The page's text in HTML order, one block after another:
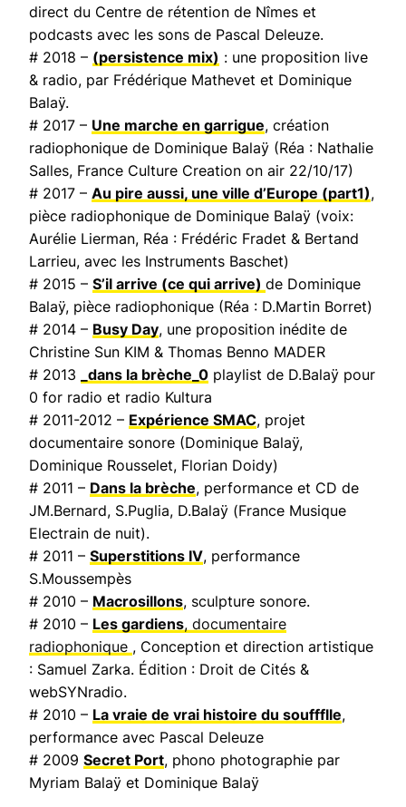
direct du Centre de rétention de Nîmes et
podcasts avec les sons de Pascal Deleuze.
# 2018 – (persistence mix) : une proposition live
& radio, par Frédérique Mathevet et Dominique
Balaÿ.
# 2017 – Une marche en garrigue, création
radiophonique de Dominique Balaÿ (Réa : Nathalie
Salles, France Culture Creation on air 22/10/17)
# 2017 – Au pire aussi, une ville d’Europe (part1),
pièce radiophonique de Dominique Balaÿ (voix:
Aurélie Lierman, Réa : Frédéric Fradet & Bertand
Larrieu, avec les Instruments Baschet)
# 2015 – S’il arrive (ce qui arrive) de Dominique
Balaÿ, pièce radiophonique (Réa : D.Martin Borret)
# 2014 – Busy Day, une proposition inédite de
Christine Sun KIM & Thomas Benno MADER
# 2013
_dans la brèche_0 playlist de D.Balaÿ pour
0 for radio et radio Kultura
# 2011-2012 – Expérience SMAC, projet
documentaire sonore (Dominique Balaÿ,
Dominique Rousselet, Florian Doidy)
# 2011 – Dans la brèche, performance et CD de
JM.Bernard, S.Puglia, D.Balaÿ (France Musique
Electrain de nuit).
# 2011 – Superstitions IV, performance
S.Moussempès
# 2010 – Macrosillons, sculpture sonore.
# 2010 – Les gardiens, documentaire
radiophonique , Conception et direction artistique
: Samuel Zarka. Édition : Droit de Cités &
webSYNradio.
# 2010 – La vraie de vrai histoire du souffflle,
performance avec Pascal Deleuze
# 2009 Secret Port, phono photographie par
Myriam Balaÿ et Dominique Balaÿ